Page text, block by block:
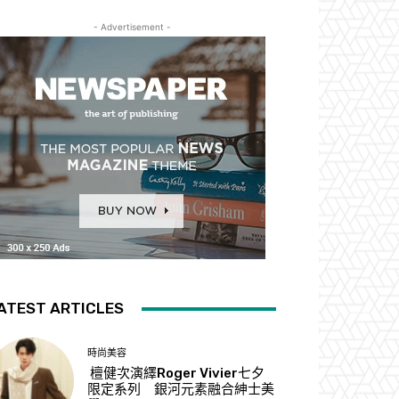
- Advertisement -
ARTICLES
時尚美容
檀健次演繹Roger Vivier七夕
限定系列 銀河元素融合紳士美